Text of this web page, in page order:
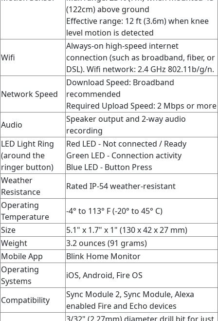
(122cm) above ground
Effective range: 12 ft (3.6m) when knee
level motion is detected
Wifi
Always-on high-speed internet
connection (such as broadband, fiber, or
DSL). Wifi network: 2.4 GHz 802.11b/g/n.
Network Speed
Download Speed: Broadband
recommended
Required Upload Speed: 2 Mbps or more
Audio
Speaker output and 2-way audio
recording
LED Light Ring
(around the
ringer button)
Red LED - Not connected / Ready
Green LED - Connection activity
Blue LED - Button Press
Weather
Resistance
Rated IP-54 weather-resistant
Operating
Temperature
-4° to 113° F (-20° to 45° C)
Size
5.1" x 1.7" x 1" (130 x 42 x 27 mm)
Weight
3.2 ounces (91 grams)
Mobile App
Blink Home Monitor
Operating
Systems
iOS, Android, Fire OS
Compatibility
Sync Module 2, Sync Module, Alexa
enabled Fire and Echo devices